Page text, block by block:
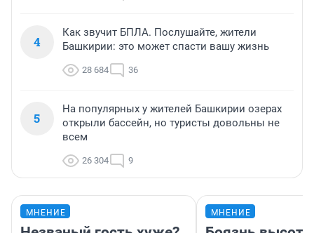
4
Как звучит БПЛА. Послушайте, жители
Башкирии: это может спасти вашу жизнь
28 684 36
5
На популярных у жителей Башкирии озерах
открыли бассейн, но туристы довольны не
всем
26 304 9
МНЕНИЕ МНЕНИЕ